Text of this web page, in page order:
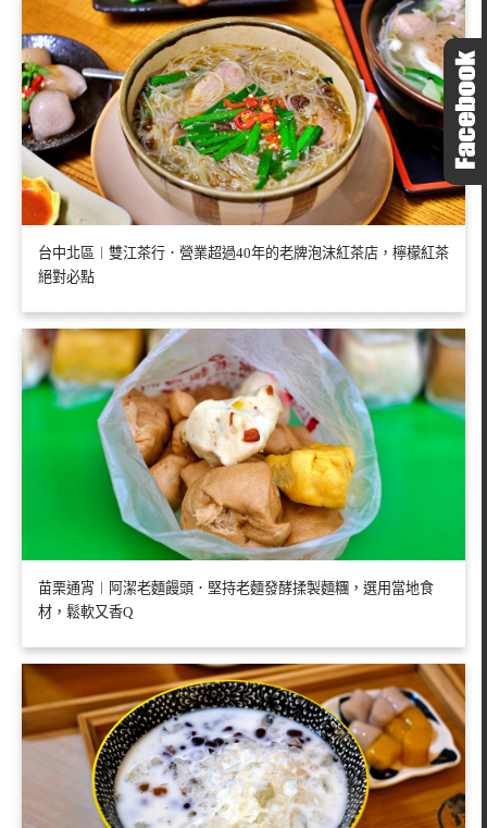
台中北區︱雙江茶行．營業超過40年的老牌泡沫紅茶店，檸檬紅茶
絕對必點
苗栗通宵︱阿潔老麵饅頭．堅持老麵發酵揉製麵糰，選用當地食
材，鬆軟又香Q